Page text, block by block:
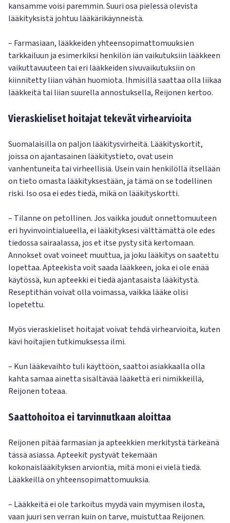
kansamme voisi paremmin. Suuri osa pielessä olevista
lääkityksistä johtuu lääkärikäynneistä.
– Farmasiaan, lääkkeiden yhteensopimattomuuksien
tarkkailuun ja esimerkiksi henkilön iän vaikutuksiin lääkkeen
vaikuttavuuteen tai eri lääkkeiden sivuvaikutuksiin on
kiinnitetty liian vähän huomiota. Ihmisillä saattaa olla liikaa
lääkkeitä tai liian suurella annostuksella, Reijonen kertoo.
Vieraskieliset hoitajat tekevät virhearvioita
Suomalaisilla on paljon lääkitysvirheitä. Lääkityskortit,
joissa on ajantasainen lääkitystieto, ovat usein
vanhentuneita tai virheellisiä. Usein vain henkilöllä itsellään
on tieto omasta lääkityksestään, ja tämä on se todellinen
riski. Iso osa ei edes tiedä, mikä on lääkityskortti.
– Tilanne on petollinen. Jos vaikka joudut onnettomuuteen
eri hyvinvointialueella, ei lääkityksesi välttämättä ole edes
tiedossa sairaalassa, jos et itse pysty sitä kertomaan.
Annokset ovat voineet muuttua, ja joku lääkitys on saatettu
lopettaa. Apteekista voit saada lääkkeen, joka ei ole enää
käytössä, kun apteekki ei tiedä ajantasaista lääkitystä.
Reseptithän voivat olla voimassa, vaikka lääke olisi
lopetettu.
Myös vieraskieliset hoitajat voivat tehdä virhearvioita, kuten
kävi hoitajien tutkimuksessa ilmi.
– Kun lääkevaihto tuli käyttöön, saattoi asiakkaalla olla
kahta samaa ainetta sisältävää lääkettä eri nimikkeillä,
Reijonen toteaa.
Saattohoitoa ei tarvinnutkaan aloittaa
Reijonen pitää farmasian ja apteekkien merkitystä tärkeänä
tässä asiassa. Apteekit pystyvät tekemään
kokonaislääkityksen arviontia, mitä moni ei vielä tiedä.
Lääkkeillä on yhteensopimattomuuksia.
– Lääkkeitä ei ole tarkoitus myydä vain myymisen ilosta,
vaan juuri sen verran kuin on tarve, muistuttaa Reijonen.